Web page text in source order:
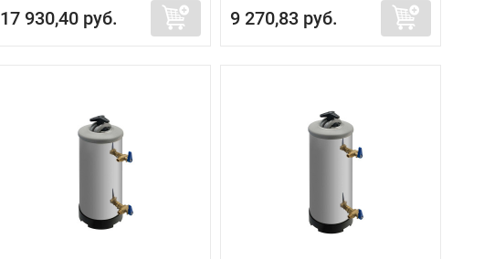
17 930,40 руб. 9 270,83 руб.